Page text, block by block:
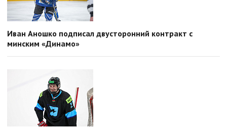
Иван Аношко подписал двусторонний контракт с
минским «Динамо»